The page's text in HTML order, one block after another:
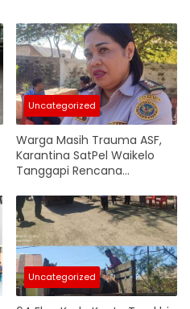
Uncategorized
Warga Masih Trauma ASF,
Karantina SatPel Waikelo
Tanggapi Rencana
Pulau
Uncategorized